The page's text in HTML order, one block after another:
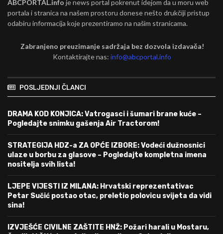
ABCPORTAL.info je news portal pokrenut idejom da u moru web
portala i stranica na našem prostoru donese nešto drukčiji pristup
odabiru informacija koje prezentiramo na našim stranicama.
Zabranjeno preuzimanje sadržaja bez dozvola izdavača!
Kontaktirajte nas:info@abcportal.info
POSLJEDNJI ČLANCI
DRAMA KOD KONJICA: Vatrogasci i šumari brane kuće –
Pogledajte snimku gašenja Air Tractorom!
STRATEGIJA HDZ-a ZA OPĆE IZBORE: Vodeći dužnosnici
ulaze u borbu za glasove – Pogledajte kompletna imena
nositelja svih lista!
LJEPE VIJESTI IZ MILANA: Hrvatski reprezentativac
Petar Sučić postao otac, preletio polovicu svijeta da vidi
sina!
IZVJEŠĆE CIVILNE ZAŠTITE HNŽ: Požari harali u Mostaru,